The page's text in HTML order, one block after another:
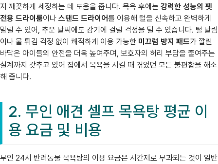
지 깨끗하게 세정하는 데 도움을 줍니다. 목욕 후에는 강력한 성능의 펫
전용 드라이룸이나 스탠드 드라이어를 이용해 털을 신속하고 완벽하게
말릴 수 있어, 추운 날씨에도 감기에 걸릴 걱정을 덜 수 있습니다. 털 날림
이나 물 튀김 걱정 없이 쾌적하게 이용 가능한 미끄럼 방지 패드가 깔린
바닥은 아이들의 안전을 더욱 높여주며, 보호자의 허리 부담을 줄여주는
설계까지 갖추고 있어 집에서 목욕을 시킬 때 겪었던 모든 불편함을 해소
해 줍니다.
2. 무인 애견 셀프 목욕탕 평균 이
용 요금 및 비용
무인 24시 반려동물 목욕탕의 이용 요금은 시간제로 부과되는 것이 일반